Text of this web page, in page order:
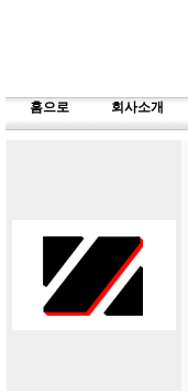
홈으로 회사소개